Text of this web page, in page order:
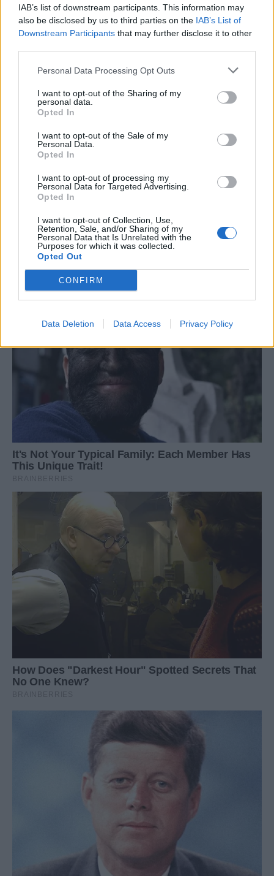
IAB’s list of downstream participants. This information may
also be disclosed by us to third parties on the IAB’s List of
Downstream Participants that may further disclose it to other
Personal Data Processing Opt Outs
I want to opt-out of the Sharing of my
personal data.
Opted In
I want to opt-out of the Sale of my
Personal Data.
Opted In
I want to opt-out of processing my
Personal Data for Targeted Advertising.
Opted In
I want to opt-out of Collection, Use,
Retention, Sale, and/or Sharing of my
Personal Data that Is Unrelated with the
Purposes for which it was collected.
Opted Out
CONFIRM
Data Deletion Data Access Privacy Policy